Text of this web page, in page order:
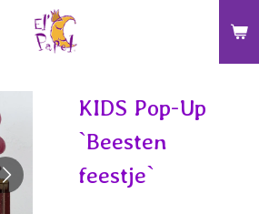
KIDS Pop-Up
`Beesten
feestje`